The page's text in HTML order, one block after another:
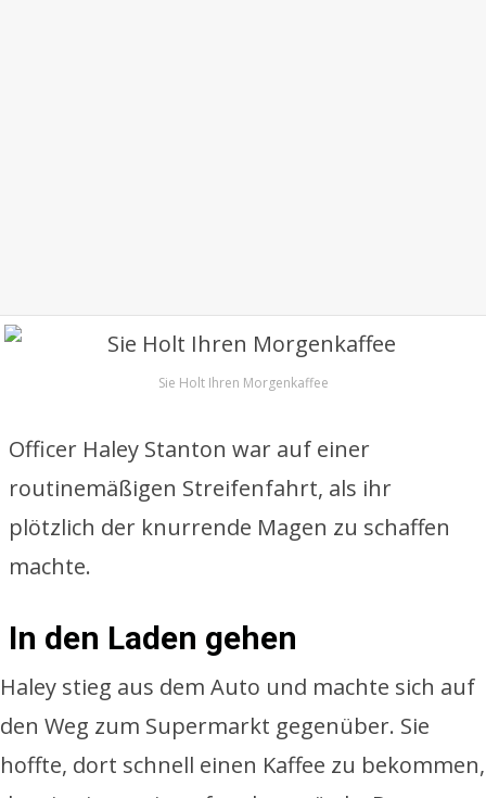
Sie Holt Ihren Morgenkaffee
Officer Haley Stanton war auf einer
routinemäßigen Streifenfahrt, als ihr
plötzlich der knurrende Magen zu schaffen
machte.
In den Laden gehen
Haley stieg aus dem Auto und machte sich auf
den Weg zum Supermarkt gegenüber. Sie
hoffte, dort schnell einen Kaffee zu bekommen,